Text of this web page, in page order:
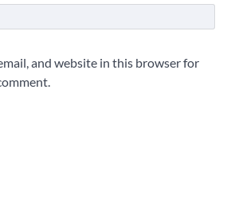
and website in this browser for